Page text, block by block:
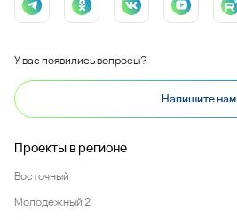
У вас появились вопросы?
Напишите нам
Проекты в регионе
Восточный
Молодежный 2